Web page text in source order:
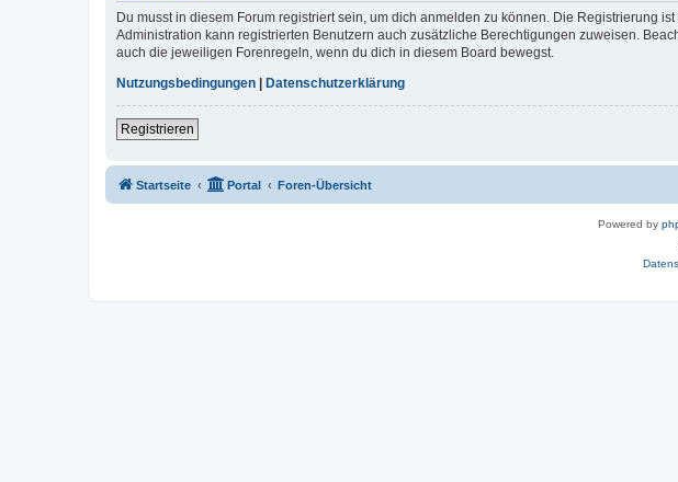
Du musst in diesem Forum registriert sein, um dich anmelden zu können. Die Registrierung
Administration kann registrierten Benutzern auch zusätzliche Berechtigungen zuweisen.
auch die jeweiligen Forenregeln, wenn du dich in diesem Board bewegst.
Nutzungsbedingungen | Datenschutzerklärung
Registrieren
Startseite Portal Foren-Übersicht
Powered by